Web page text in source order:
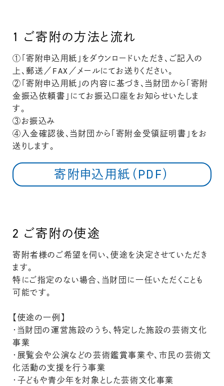
1 ご寄附の方法と流れ
①「寄附申込用紙」をダウンロードいただき、ご記入の
上、郵送／FAX／メールにてお送りください。
②「寄附申込用紙」の内容に基づき、当財団から「寄附
金振込依頼書」にてお振込口座をお知らせいたしま
す。
③お振込み
④入金確認後、当財団から「寄附金受領証明書」をお
送りします。
寄附申込用紙（PDF）
2 ご寄附の使途
寄附者様のご希望を伺い、使途を決定させていただき
ます。
特にご指定のない場合、当財団に一任いただくことも
可能です。
【使途の一例】
・当財団の運営施設のうち、特定した施設の芸術文化
事業
・展覧会や公演などの芸術鑑賞事業や、市民の芸術文
化活動の支援を行う事業
・子どもや青少年を対象とした芸術文化事業